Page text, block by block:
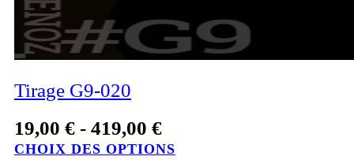
Tirage G9-020
19,00 € - 419,00 €
CHOIX DES OPTIONS